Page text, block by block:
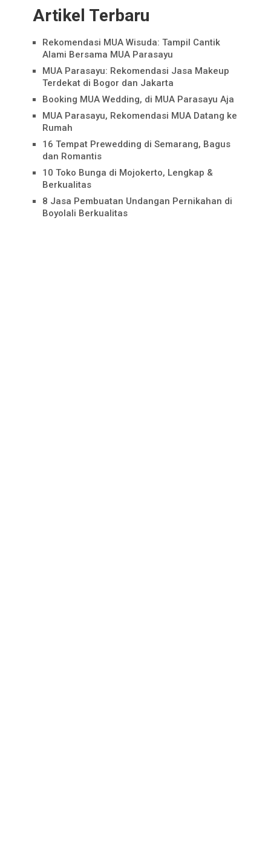
Artikel Terbaru
Rekomendasi MUA Wisuda: Tampil Cantik
Alami Bersama MUA Parasayu
MUA Parasayu: Rekomendasi Jasa Makeup
Terdekat di Bogor dan Jakarta
Booking MUA Wedding, di MUA Parasayu Aja
MUA Parasayu, Rekomendasi MUA Datang ke
Rumah
16 Tempat Prewedding di Semarang, Bagus
dan Romantis
10 Toko Bunga di Mojokerto, Lengkap &
Berkualitas
8 Jasa Pembuatan Undangan Pernikahan di
Boyolali Berkualitas